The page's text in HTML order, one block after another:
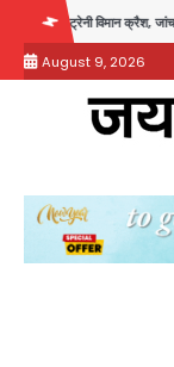
content
क्रैश, जांच शुरू पुणे में
August 9, 2026